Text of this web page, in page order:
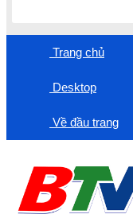
Trang chủ
Desktop
Về đầu trang